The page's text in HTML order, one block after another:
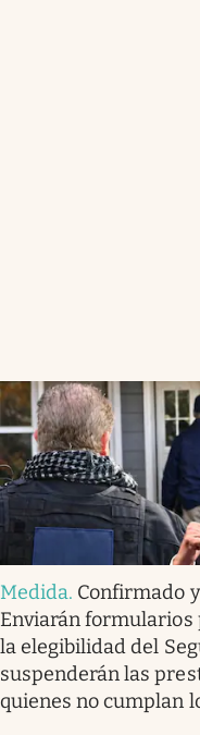
Medida. Confirmado
Enviarán formularios
la elegibilidad del
suspenderán las
quienes no cumplan